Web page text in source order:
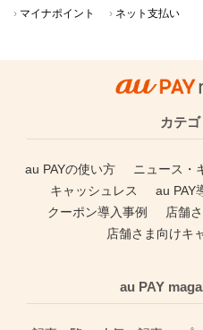
マイナポイント
ネット支払い
カテ
au PAYの使い方 ニュース・
キャッシュレス
au PAY
クーポン導入事例
店舗
店舗さま向けキ
au PAY